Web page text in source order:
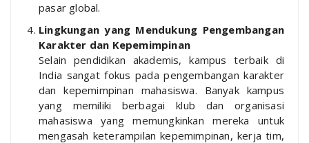
pasar global.
Lingkungan yang Mendukung Pengembangan
Karakter dan Kepemimpinan
Selain pendidikan akademis, kampus terbaik di
India sangat fokus pada pengembangan karakter
dan kepemimpinan mahasiswa. Banyak kampus
yang memiliki berbagai klub dan organisasi
mahasiswa yang memungkinkan mereka untuk
mengasah keterampilan kepemimpinan, kerja tim,